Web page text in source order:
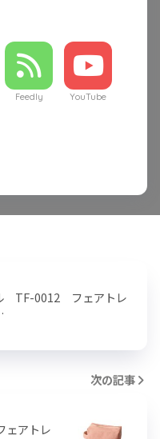
Feedly YouTube
TF-0012 フェアトレ
次の記事
アトレ